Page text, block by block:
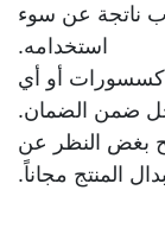
ناتجة عن سوء
استخدامه.
أو أي
ضمن الضمان.
بغض النظر عن
المنتج مجاناً.